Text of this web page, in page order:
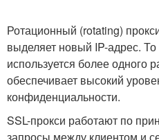
Ротационный (rotating)
выделяет новый IP-адрес.
используется более одного
обеспечивает высокий
конфиденциальности.
SSL-прокси работают по
запросы между клиентом и